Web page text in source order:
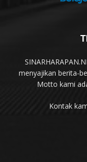
menyajikan berita-
Motto kami
Kontak